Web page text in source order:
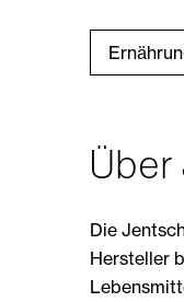
Die
Hersteller